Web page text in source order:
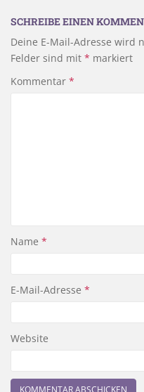
SCHREIBE EINEN
Deine E-Mail-Adresse wird
Felder sind mit * markiert
Kommentar *
Name *
E-Mail-Adresse *
Website